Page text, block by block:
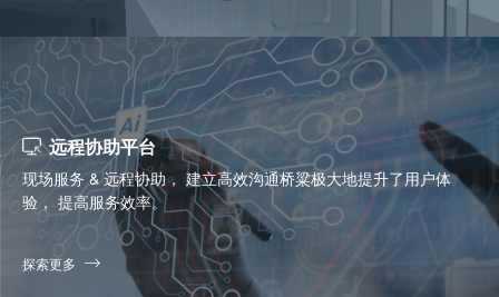
远程协助平台
现场服务 & 远程协助， 建立高效沟通桥粱极大地提升了用户体
验， 提高服务效率。
探索更多